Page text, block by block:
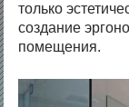
только
создание
помещения.